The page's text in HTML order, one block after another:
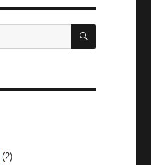
TÌM
(2)